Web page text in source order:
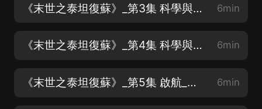
《末世之泰坦復蘇》_第3集 科學與神話（一）_求訂閱求關注求月票 6min
《末世之泰坦復蘇》_第4集 科學與神話（二）_求訂閱求關注求月票 6min
《末世之泰坦復蘇》_第5集 啟航_求訂閱求關注求月票 6min